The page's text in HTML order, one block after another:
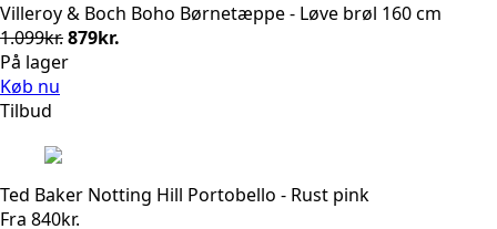
Villeroy & Boch Boho Børnetæppe - Løve brøl 160 cm
1.099kr.Den
oprindelige
879kr.
På lager
Køb nu
Tilbud
Ted Baker Notting Hill Portobello - Rust pink
Fra 840kr.